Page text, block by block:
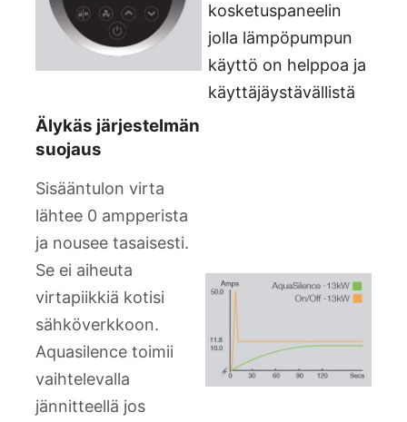
kosketuspaneelin
jolla lämpöpumpun
käyttö on helppoa ja
käyttäjäystävällistä
Älykäs järjestelmän
suojaus
Sisääntulon virta
lähtee 0 ampperista
ja nousee tasaisesti.
Se ei aiheuta
virtapiikkiä kotisi
sähköverkkoon.
Aquasilence toimii
vaihtelevalla
jännitteellä jos